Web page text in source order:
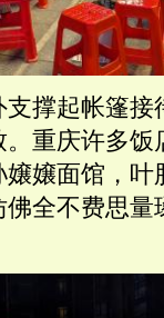
撑起帐篷接
重庆许多饭
嬢面馆，叶
全不费思量